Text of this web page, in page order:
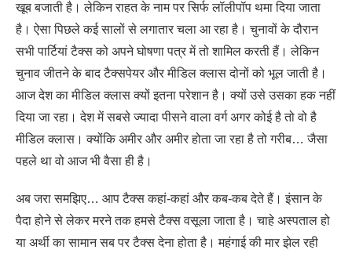
खूब बजाती है। लेकिन राहत के नाम पर सिर्फ लॉलीपॉप थमा दिया जाता
है। ऐसा पिछले कई सालों से लगातार चला आ रहा है। चुनावों के दौरान
सभी पार्टियां टैक्स को अपने घोषणा पत्र में तो शामिल करती हैं। लेकिन
चुनाव जीतने के बाद टैक्सपेयर और मीडिल क्लास दोनों को भूल जाती है।
आज देश का मीडिल क्लास क्यों इतना परेशान है। क्यों उसे उसका हक नहीं
दिया जा रहा। देश में सबसे ज्यादा पीसने वाला वर्ग अगर कोई है तो वो है
मीडिल क्लास। क्योंकि अमीर और अमीर होता जा रहा है तो गरीब… जैसा
पहले था वो आज भी वैसा ही है।
अब जरा समझिए… आप टैक्स कहां-कहां और कब-कब देते हैं। इंसान के
पैदा होने से लेकर मरने तक हमसे टैक्स वसूला जाता है। चाहे अस्पताल हो
या अर्थी का सामान सब पर टैक्स देना होता है। महंगाई की मार झेल रही